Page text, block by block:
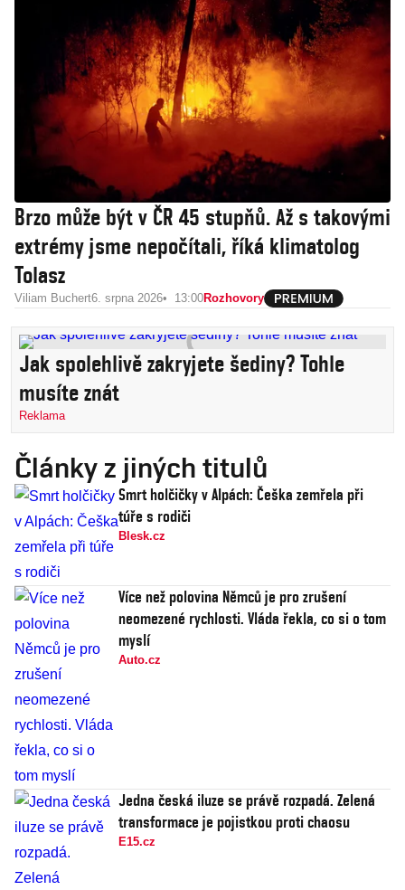
Brzo může být v ČR 45 stupňů. Až s takovými
extrémy jsme nepočítali, říká klimatolog
Tolasz
Viliam Buchert6. srpna 2026 13:00Rozhovory
Jak spolehlivě zakryjete šediny? Tohle
musíte znát
Reklama
Články z jiných titulů
Smrt holčičky v Alpách: Češka zemřela při
túře s rodiči
Blesk.cz
Více než polovina Němců je pro zrušení
neomezené rychlosti. Vláda řekla, co si o tom
myslí
Auto.cz
Jedna česká iluze se právě rozpadá. Zelená
transformace je pojistkou proti chaosu
E15.cz